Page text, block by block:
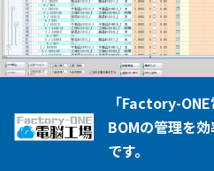
「Factory-
BOMの管理を
です。